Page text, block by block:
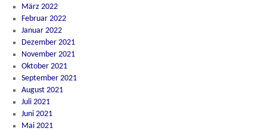
März 2022
Februar 2022
Januar 2022
Dezember 2021
November 2021
Oktober 2021
September 2021
August 2021
Juli 2021
Juni 2021
Mai 2021